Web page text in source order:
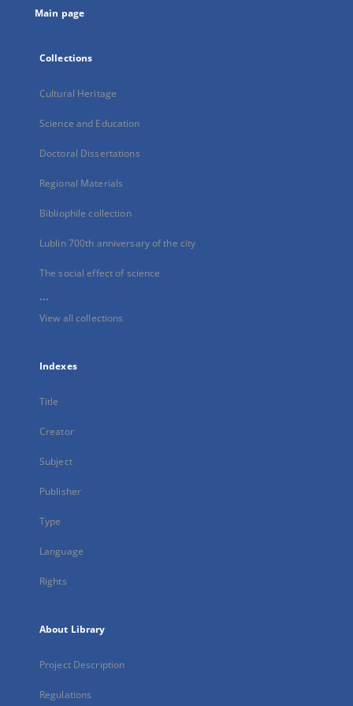
Main page
Collections
Cultural Heritage
Science and Education
Doctoral Dissertations
Regional Materials
Bibliophile collection
Lublin 700th anniversary of the city
The social effect of science
...
View all collections
Indexes
Title
Creator
Subject
Publisher
Type
Language
Rights
About Library
Project Description
Regulations